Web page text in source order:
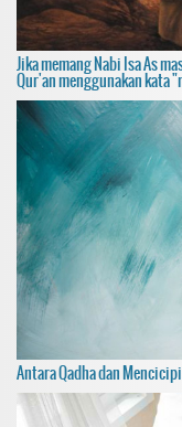
Jika memang Nabi Isa As
Qur'an menggunakan kata
Antara Qadha dan